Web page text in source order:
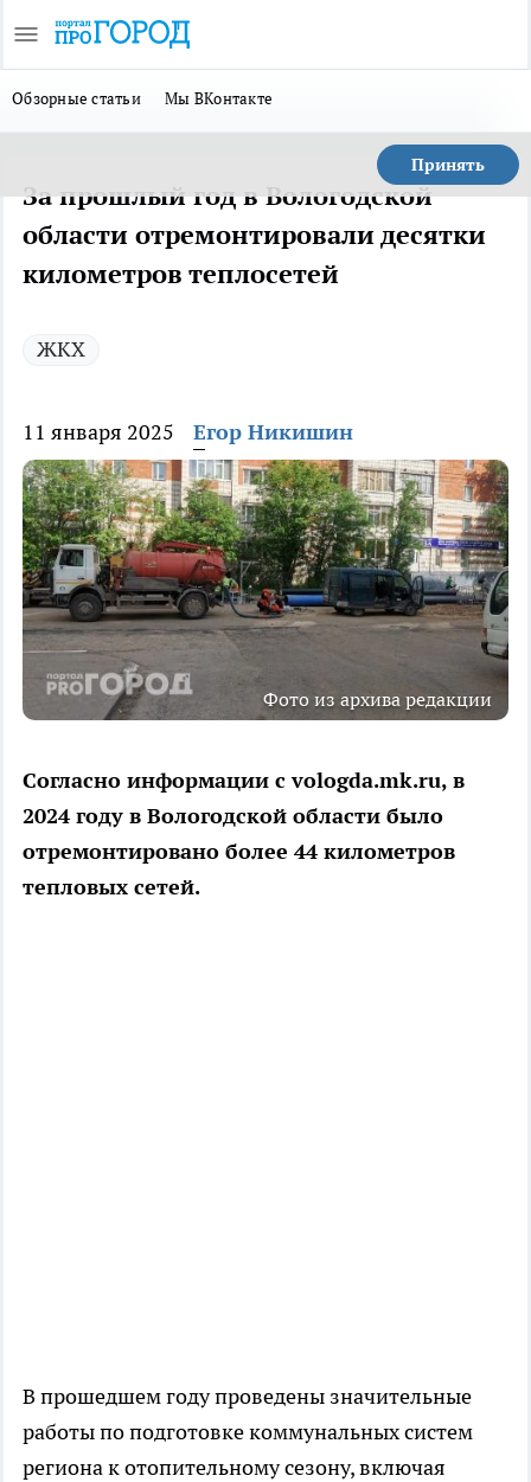
Обзорные статьи Мы ВКонтакте
Принять
За прошлый год в Вологодской
области отремонтировали десятки
километров теплосетей
ЖКХ
11 января 2025 Егор Никишин
Фото из архива редакции
Согласно информации с vologda.mk.ru, в
2024 году в Вологодской области было
отремонтировано более 44 километров
тепловых сетей.
В прошедшем году проведены значительные
работы по подготовке коммунальных систем
региона к отопительному сезону, включая